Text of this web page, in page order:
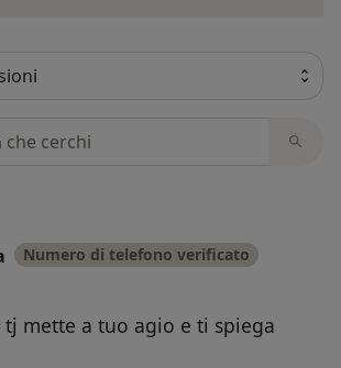
Numero di telefono verificato
mette a tuo agio e ti spiega